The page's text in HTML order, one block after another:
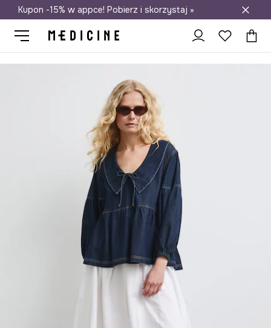
Darmowa dostawa do salonów
Kupon -15% w appce! Pobierz i skorzystaj »